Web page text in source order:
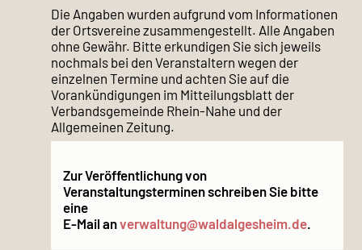
Die Angaben wurden aufgrund vom Informationen
der Ortsvereine zusammengestellt. Alle Angaben
ohne Gewähr. Bitte erkundigen Sie sich jeweils
nochmals bei den Veranstaltern wegen der
einzelnen Termine und achten Sie auf die
Vorankündigungen im Mitteilungsblatt der
Verbandsgemeinde Rhein-Nahe und der
Allgemeinen Zeitung.
Zur Veröffentlichung von
Veranstaltungsterminen schreiben Sie bitte
eine
E-Mail anverwaltung@waldalgesheim.de.